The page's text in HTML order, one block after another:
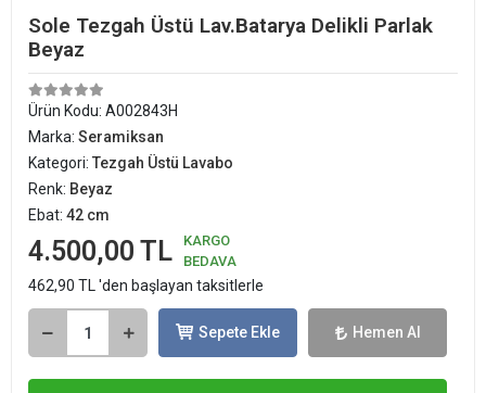
Sole Tezgah Üstü Lav.Batarya Delikli Parlak
Beyaz
Ürün Kodu: A002843H
Marka: Seramiksan
Kategori: Tezgah Üstü Lavabo
Renk: Beyaz
Ebat: 42 cm
4.500,00 TL
KARGO
BEDAVA
462,90 TL 'den başlayan taksitlerle
Sepete Ekle Hemen Al